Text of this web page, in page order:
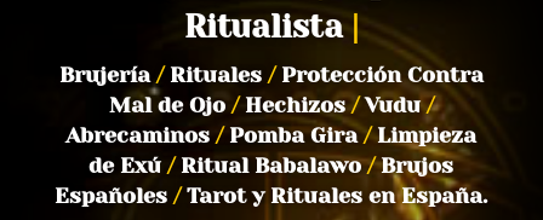
Ritualista
Brujería /Rituales /Protección Contra
Mal de Ojo /Hechizos/Vudu/
Abrecaminos/Pomba Gira/Limpieza
de Exú/Ritual Babalawo/Brujos
Españoles/Tarot y Rituales en España.